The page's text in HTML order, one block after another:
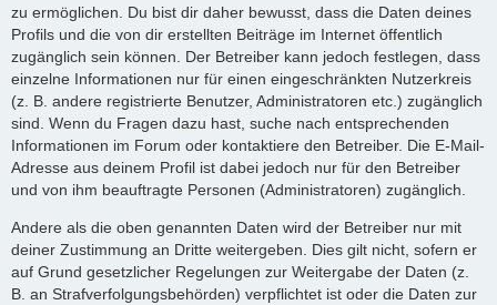
zu ermöglichen. Du bist dir daher bewusst, dass die Daten deines
Profils und die von dir erstellten Beiträge im Internet öffentlich
zugänglich sein können. Der Betreiber kann jedoch festlegen, dass
einzelne Informationen nur für einen eingeschränkten Nutzerkreis
(z. B. andere registrierte Benutzer, Administratoren etc.) zugänglich
sind. Wenn du Fragen dazu hast, suche nach entsprechenden
Informationen im Forum oder kontaktiere den Betreiber. Die E-Mail-
Adresse aus deinem Profil ist dabei jedoch nur für den Betreiber
und von ihm beauftragte Personen (Administratoren) zugänglich.
Andere als die oben genannten Daten wird der Betreiber nur mit
deiner Zustimmung an Dritte weitergeben. Dies gilt nicht, sofern er
auf Grund gesetzlicher Regelungen zur Weitergabe der Daten (z.
B. an Strafverfolgungsbehörden) verpflichtet ist oder die Daten zur